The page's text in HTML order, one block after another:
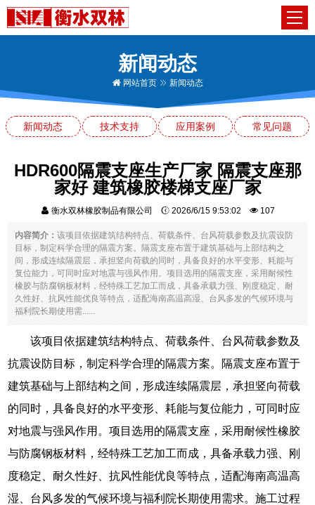
新闻动态
网站首页 新闻动态
新闻动态 技术支持 应用案例 常见问题
HDR600隔震支座生产厂家 隔震支座那
家好 建筑橡胶楼梯支座厂家
衡水双林橡胶制品有限公司 2026/6/15 9:53:02 107
内容简介：该项目依据建筑结构特点、荷载条件、台风荷载参数及抗震设防
目标，制定科学合理的隔震方案。隔震支座布置于建筑基础与上部结构之
间，形成连续隔震层，承担竖向荷载的同时，具备良好的水平变形、耗能与
复位能力，可同时应对地震与强风作用。项目选用的隔震支座，采用耐候性
橡胶与防腐钢板材料，经特殊工艺加工而成，具备承载力强、刚度稳定、耐
久性好、抗风性能优良等特点，适配海南高温高湿、台风多发的气候环境与
福利院长期使用需......
该项目依据建筑结构特点、荷载条件、台风荷载参数及
抗震设防目标，制定科学合理的隔震方案。隔震支座布置于
建筑基础与上部结构之间，形成连续隔震层，承担竖向荷载
的同时，具备良好的水平变形、耗能与复位能力，可同时应
对地震与强风作用。项目选用的隔震支座，采用耐候性橡胶
与防腐钢板材料，经特殊工艺加工而成，具备承载力强、刚
度稳定、耐久性好、抗风性能优良等特点，适配海南高温高
湿、台风多发的气候环境与福利院长期使用需求。施工过程